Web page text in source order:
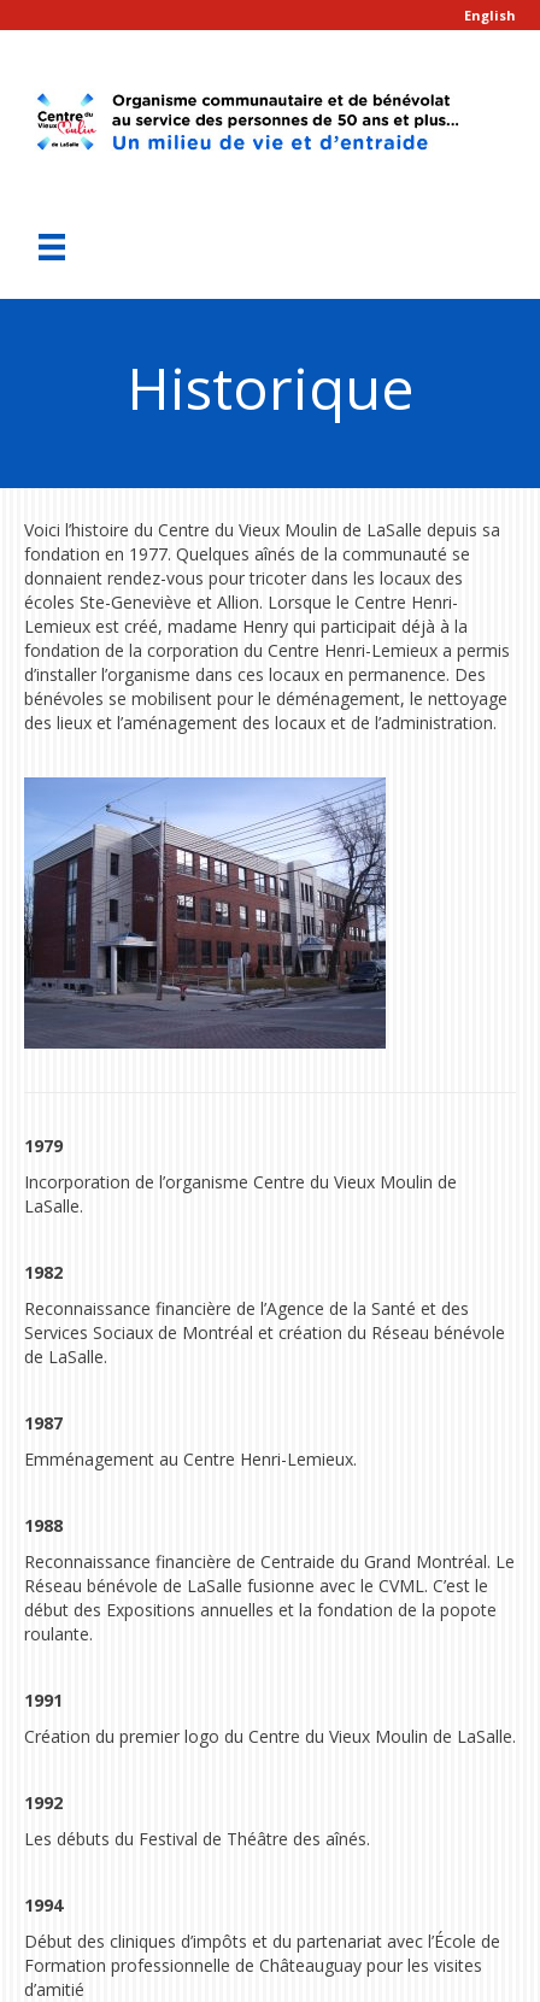
English
Historique
Voici l’histoire du Centre du Vieux Moulin de LaSalle depuis sa
fondation en 1977. Quelques aînés de la communauté se
donnaient rendez-vous pour tricoter dans les locaux des
écoles Ste-Geneviève et Allion. Lorsque le Centre Henri-
Lemieux est créé, madame Henry qui participait déjà à la
fondation de la corporation du Centre Henri-Lemieux a permis
d’installer l’organisme dans ces locaux en permanence. Des
bénévoles se mobilisent pour le déménagement, le nettoyage
des lieux et l’aménagement des locaux et de l’administration.
1979
Incorporation de l’organisme Centre du Vieux Moulin de
LaSalle.
1982
Reconnaissance financière de l’Agence de la Santé et des
Services Sociaux de Montréal et création du Réseau bénévole
de LaSalle.
1987
Emménagement au Centre Henri-Lemieux.
1988
Reconnaissance financière de Centraide du Grand Montréal. Le
Réseau bénévole de LaSalle fusionne avec le CVML. C’est le
début des Expositions annuelles et la fondation de la popote
roulante.
1991
Création du premier logo du Centre du Vieux Moulin de LaSalle.
1992
Les débuts du Festival de Théâtre des aînés.
1994
Début des cliniques d’impôts et du partenariat avec l’École de
Formation professionnelle de Châteauguay pour les visites
d’amitié